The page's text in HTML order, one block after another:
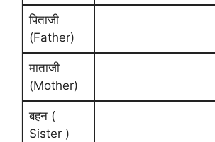
पिताजी
(Father)
माताजी
(Mother)
बहन (
Sister )